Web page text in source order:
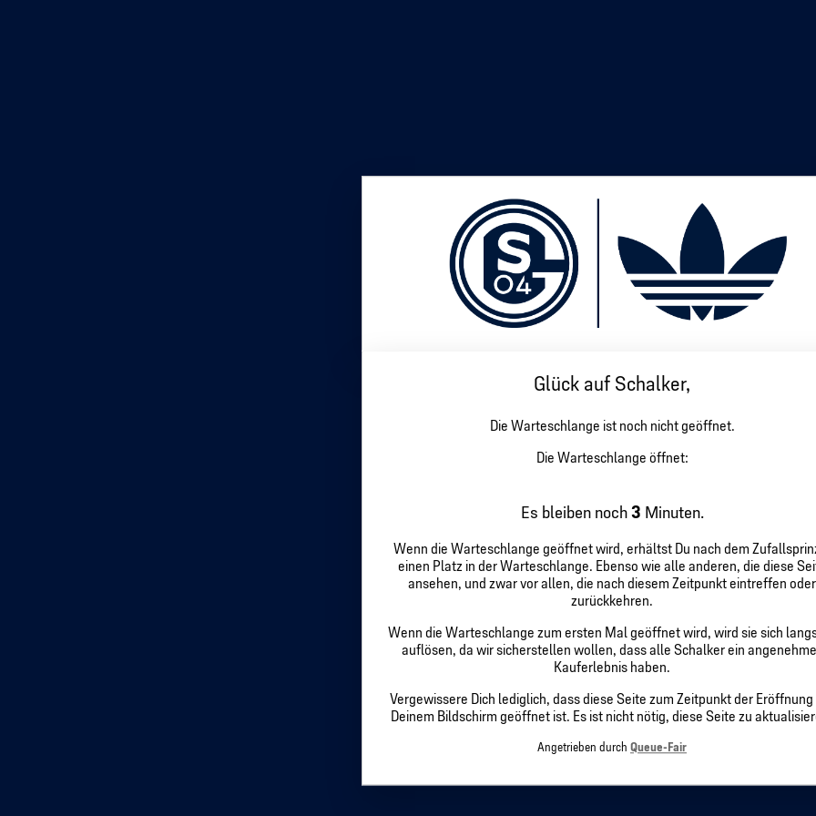
Glück auf Schalker,
Die Warteschlange ist noch nicht geöffnet.
Die Warteschlange öffnet:
Es bleiben noch3 Minuten.
Wenn die Warteschlange geöffnet wird, erhältst Du nach dem
einen Platz in der Warteschlange. Ebenso wie alle anderen, die diese
ansehen, und zwar vor allen, die nach diesem Zeitpunkt eintreffen oder
zurückkehren.
Wenn die Warteschlange zum ersten Mal geöffnet wird, wird sie sich
auflösen, da wir sicherstellen wollen, dass alle Schalker ein
Kauferlebnis haben.
Vergewissere Dich lediglich, dass diese Seite zum Zeitpunkt der
Deinem Bildschirm geöffnet ist. Es ist nicht nötig, diese Seite zu
Angetrieben durch Queue-Fair